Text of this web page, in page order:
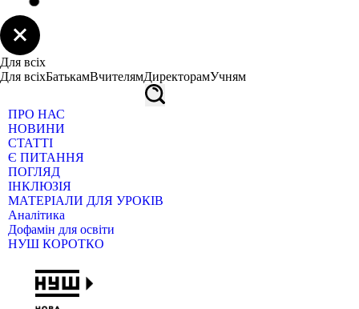
Для всіх
Для всіхБатькамВчителямДиректорамУчням
ПРО НАС
НОВИНИ
СТАТТІ
Є ПИТАННЯ
ПОГЛЯД
ІНКЛЮЗІЯ
МАТЕРІАЛИ ДЛЯ УРОКІВ
Аналітика
Дофамін для освіти
НУШ КОРОТКО